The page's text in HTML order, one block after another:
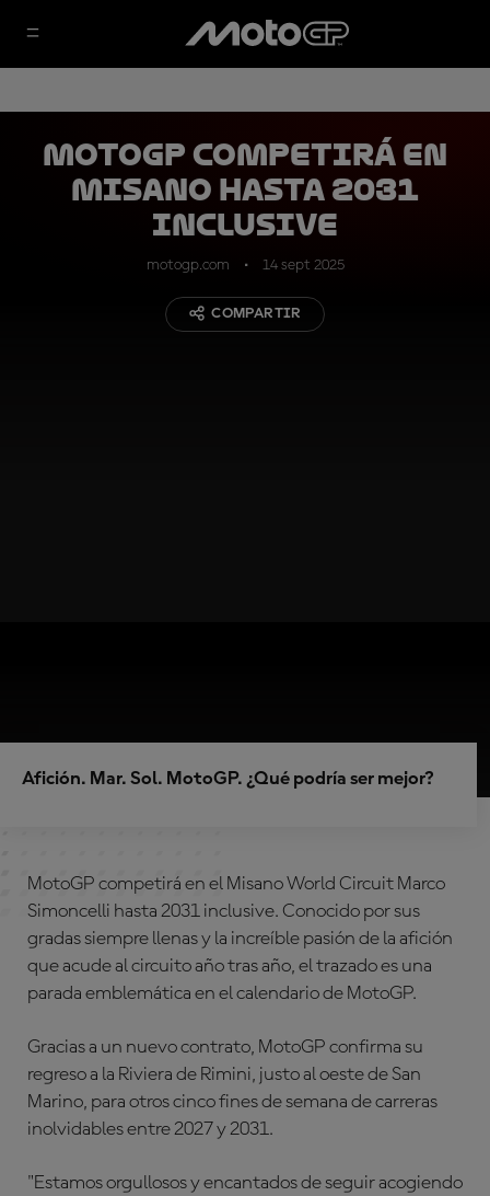
MotoGP competirá en
Misano hasta 2031
inclusive
motogp.com 14 sept 2025
COMPARTIR
Afición. Mar. Sol. MotoGP. ¿Qué podría ser mejor?
MotoGP competirá en el Misano World Circuit Marco
Simoncelli hasta 2031 inclusive. Conocido por sus
gradas siempre llenas y la increíble pasión de la afición
que acude al circuito año tras año, el trazado es una
parada emblemática en el calendario de MotoGP.
Gracias a un nuevo contrato, MotoGP confirma su
regreso a la Riviera de Rimini, justo al oeste de San
Marino, para otros cinco fines de semana de carreras
inolvidables entre 2027 y 2031.
"Estamos orgullosos y encantados de seguir acogiendo